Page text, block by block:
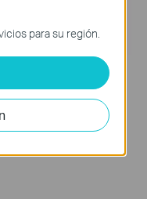
este sitio.
para su región.